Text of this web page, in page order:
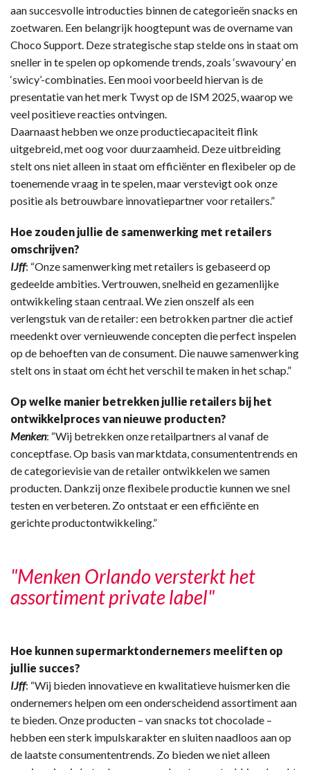
aan succesvolle introducties binnen de categorieën snacks en
zoetwaren. Een belangrijk hoogtepunt was de overname van
Choco Support. Deze strategische stap stelde ons in staat om
sneller in te spelen op opkomende trends, zoals ‘swavoury’ en
‘swicy’-combinaties. Een mooi voorbeeld hiervan is de
presentatie van het merk Twyst op de ISM 2025, waarop we
veel positieve reacties ontvingen.
Daarnaast hebben we onze productiecapaciteit flink
uitgebreid, met oog voor duurzaamheid. Deze uitbreiding
stelt ons niet alleen in staat om efficiënter en flexibeler op de
toenemende vraag in te spelen, maar verstevigt ook onze
positie als betrouwbare innovatiepartner voor retailers.”
Hoe zouden jullie de samenwerking met retailers
omschrijven?
IJff: “Onze samenwerking met retailers is gebaseerd op
gedeelde ambities. Vertrouwen, snelheid en gezamenlijke
ontwikkeling staan centraal. We zien onszelf als een
verlengstuk van de retailer: een betrokken partner die actief
meedenkt over vernieuwende concepten die perfect inspelen
op de behoeften van de consument. Die nauwe samenwerking
stelt ons in staat om écht het verschil te maken in het schap.”
Op welke manier betrekken jullie retailers bij het
ontwikkelproces van nieuwe producten?
Menken: “Wij betrekken onze retailpartners al vanaf de
conceptfase. Op basis van marktdata, consumententrends en
de categorievisie van de retailer ontwikkelen we samen
producten. Dankzij onze flexibele productie kunnen we snel
testen en verbeteren. Zo ontstaat er een efficiënte en
gerichte productontwikkeling.”
"Menken Orlando versterkt het
assortiment private label"
Hoe kunnen supermarktondernemers meeliften op
jullie succes?
IJff: “Wij bieden innovatieve en kwalitatieve huismerken die
ondernemers helpen om een onderscheidend assortiment aan
te bieden. Onze producten – van snacks tot chocolade –
hebben een sterk impulskarakter en sluiten naadloos aan op
de laatste consumententrends. Zo bieden we niet alleen